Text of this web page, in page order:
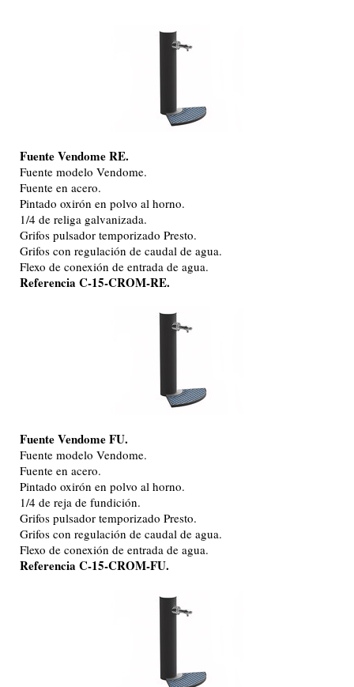
Fuente Vendome RE.
Fuente modelo Vendome.
Fuente en acero.
Pintado oxirón en polvo al horno.
1/4 de religa galvanizada.
Grifos pulsador temporizado Presto.
Grifos con regulación de caudal de agua.
Flexo de conexión de entrada de agua.
Referencia C-15-CROM-RE.
Fuente Vendome FU.
Fuente modelo Vendome.
Fuente en acero.
Pintado oxirón en polvo al horno.
1/4 de reja de fundición.
Grifos pulsador temporizado Presto.
Grifos con regulación de caudal de agua.
Flexo de conexión de entrada de agua.
Referencia C-15-CROM-FU.